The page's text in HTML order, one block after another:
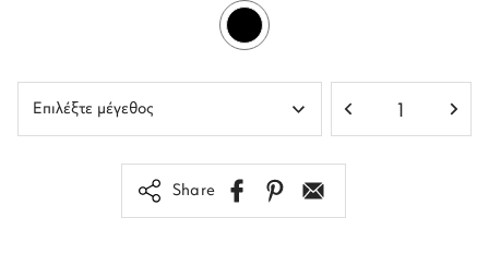
Share